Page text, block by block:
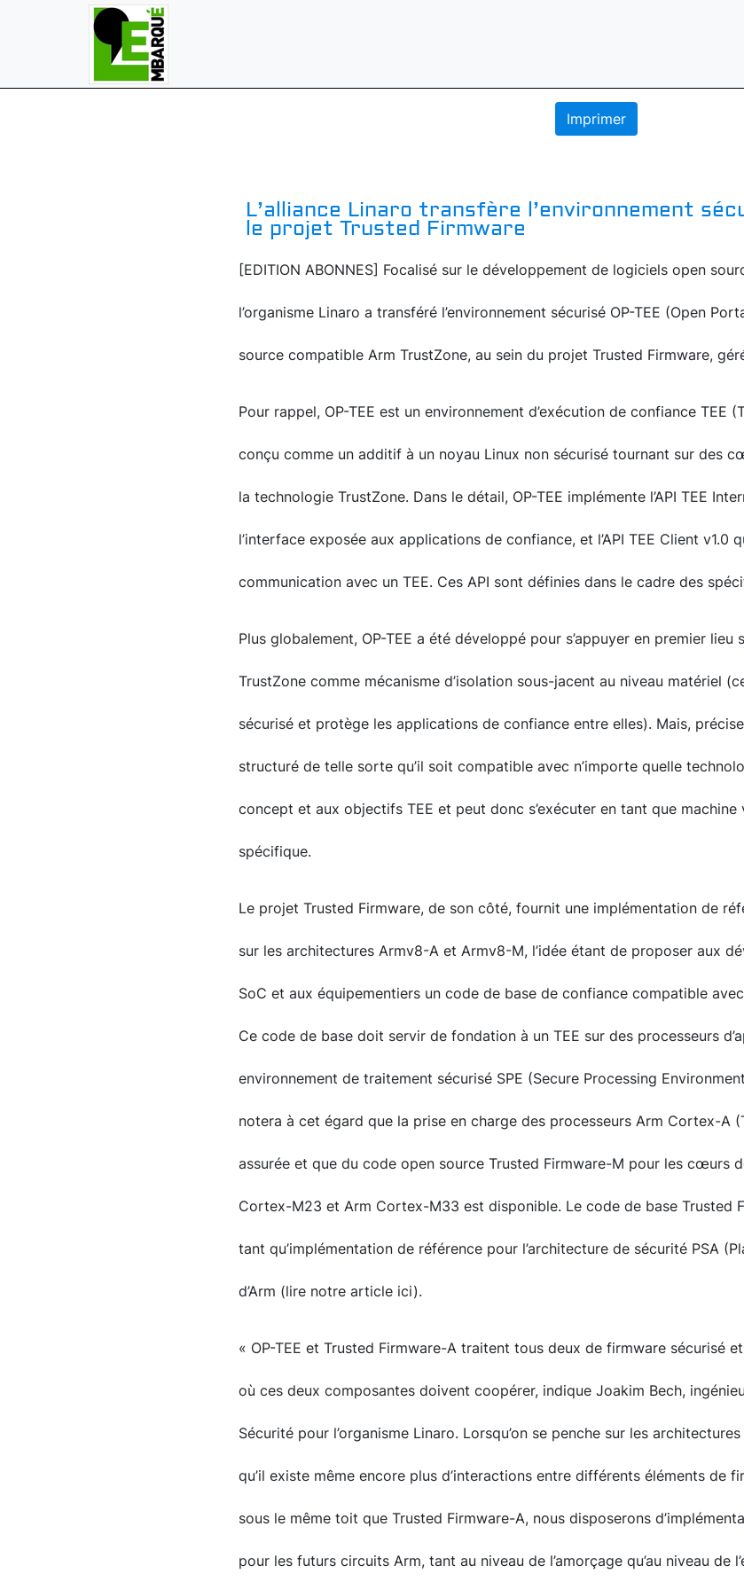
Imprimer
L’alliance Linaro transfère l’environnement
le projet Trusted Firmware
[EDITION ABONNES] Focalisé sur le développement de logiciels open
l’organisme Linaro a transféré l’environnement sécurisé OP-TEE (Open
source compatible Arm TrustZone, au sein du projet Trusted Firmware,
Pour rappel, OP-TEE est un environnement d’exécution de confiance TEE
conçu comme un additif à un noyau Linux non sécurisé tournant sur des
la technologie TrustZone. Dans le détail, OP-TEE implémente l’API TEE
l’interface exposée aux applications de confiance, et l’API TEE Client v1.0
communication avec un TEE. Ces API sont définies dans le cadre des
Plus globalement, OP-TEE a été développé pour s’appuyer en premier lieu
TrustZone comme mécanisme d’isolation sous-jacent au niveau matériel
sécurisé et protège les applications de confiance entre elles). Mais,
structuré de telle sorte qu’il soit compatible avec n’importe quelle
concept et aux objectifs TEE et peut donc s’exécuter en tant que
spécifique.
Le projet Trusted Firmware, de son côté, fournit une implémentation de
sur les architectures Armv8-A et Armv8-M, l’idée étant de proposer aux
SoC et aux équipementiers un code de base de confiance compatible
Ce code de base doit servir de fondation à un TEE sur des processeurs
environnement de traitement sécurisé SPE (Secure Processing
notera à cet égard que la prise en charge des processeurs Arm Cortex-A
assurée et que du code open source Trusted Firmware-M pour les cœurs
Cortex-M23 et Arm Cortex-M33 est disponible. Le code de base Trusted
tant qu’implémentation de référence pour l’architecture de sécurité PSA
d’Arm (lire notre article ici).
« OP-TEE et Trusted Firmware-A traitent tous deux de firmware sécurisé
où ces deux composantes doivent coopérer, indique Joakim Bech,
Sécurité pour l’organisme Linaro. Lorsqu’on se penche sur les
qu’il existe même encore plus d’interactions entre différents éléments de
sous le même toit que Trusted Firmware-A, nous disposerons
pour les futurs circuits Arm, tant au niveau de l’amorçage qu’au niveau de